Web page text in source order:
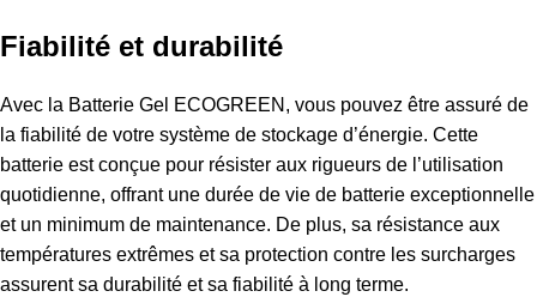
Fiabilité et durabilité
Avec la Batterie Gel ECOGREEN, vous pouvez être assuré de
la fiabilité de votre système de stockage d’énergie. Cette
batterie est conçue pour résister aux rigueurs de l’utilisation
quotidienne, offrant une durée de vie de batterie exceptionnelle
et un minimum de maintenance. De plus, sa résistance aux
températures extrêmes et sa protection contre les surcharges
assurent sa durabilité et sa fiabilité à long terme.